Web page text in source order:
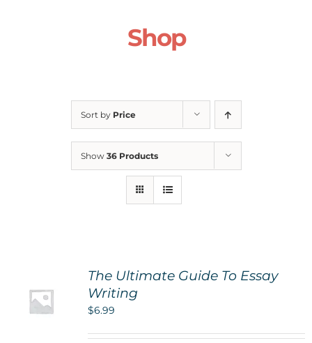
For Parents
Contact Us
Information And Policies NEW
Shop
Sort by Price
Show 36 Products
The Ultimate Guide To Essay
Writing
$6.99